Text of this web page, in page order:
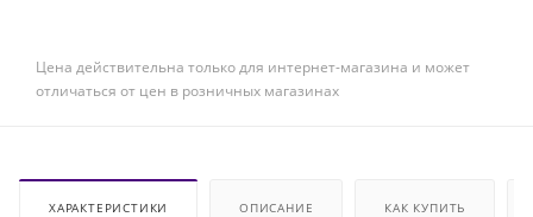
Цена действительна только для интернет-магазина и может
отличаться от цен в розничных магазинах
ХАРАКТЕРИСТИКИ ОПИСАНИЕ КАК КУПИТЬ